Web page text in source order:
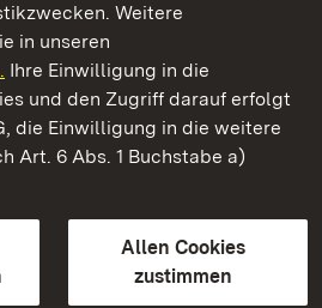
Weitere
in unseren
Ihre Einwilligung in die
und den Zugriff darauf erfolgt
die Einwilligung in die weitere
Art. 6 Abs. 1 Buchstabe a)
Allen Cookies
zustimmen
Gärten Baden-Württemberg
Sprache
Seiten)